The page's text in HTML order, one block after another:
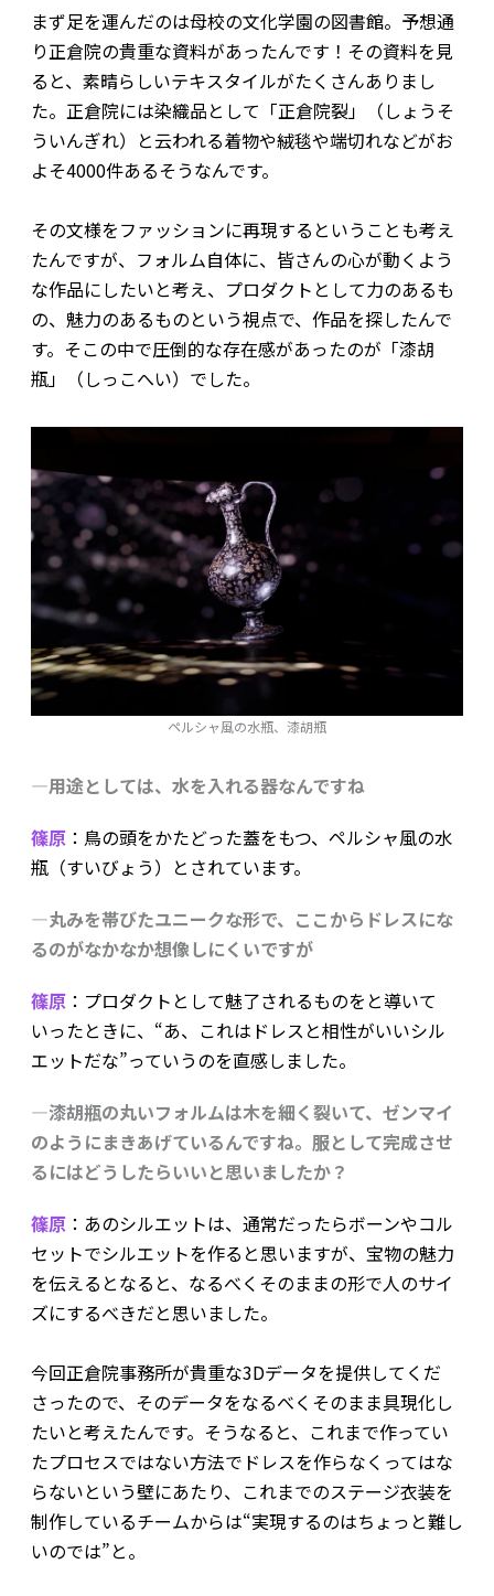
まず足を運んだのは母校の文化学園の図書館。予想通
り正倉院の貴重な資料があったんです！その資料を見
ると、素晴らしいテキスタイルがたくさんありまし
た。正倉院には染織品として「正倉院裂」（しょうそ
ういんぎれ）と云われる着物や絨毯や端切れなどがお
よそ4000件あるそうなんです。
その文様をファッションに再現するということも考え
たんですが、フォルム自体に、皆さんの心が動くよう
な作品にしたいと考え、プロダクトとして力のあるも
の、魅力のあるものという視点で、作品を探したんで
す。そこの中で圧倒的な存在感があったのが「漆胡
瓶」（しっこへい）でした。
ペルシャ風の水瓶、漆胡瓶
―用途としては、水を入れる器なんですね
篠原：鳥の頭をかたどった蓋をもつ、ペルシャ風の水
瓶（すいびょう）とされています。
―丸みを帯びたユニークな形で、ここからドレスにな
るのがなかなか想像しにくいですが
篠原：プロダクトとして魅了されるものをと導いて
いったときに、“あ、これはドレスと相性がいいシル
エットだな”っていうのを直感しました。
―漆胡瓶の丸いフォルムは木を細く裂いて、ゼンマイ
のようにまきあげているんですね。服として完成させ
るにはどうしたらいいと思いましたか？
篠原：あのシルエットは、通常だったらボーンやコル
セットでシルエットを作ると思いますが、宝物の魅力
を伝えるとなると、なるべくそのままの形で人のサイ
ズにするべきだと思いました。
今回正倉院事務所が貴重な3Dデータを提供してくだ
さったので、そのデータをなるべくそのまま具現化し
たいと考えたんです。そうなると、これまで作ってい
たプロセスではない方法でドレスを作らなくってはな
らないという壁にあたり、これまでのステージ衣装を
制作しているチームからは“実現するのはちょっと難し
いのでは”と。